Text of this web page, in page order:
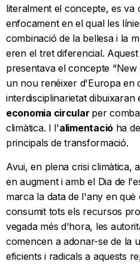
literalment el concepte, es
enfocament en el qual les
combinació de la bellesa i la
eren el tret diferencial.
presentava el concepte
un nou renéixer d'Europa en
interdisciplinarietat
economia circular per
climàtica. I l'alimentacióha
principals de transformació.
Avui, en plena crisi climàtica,
en augment i amb el Dia de
marca la data de l'any en què
consumit tots els recursos
vegada més d'hora, les
comencen a adonar-se de la
eficients i radicals a aquests